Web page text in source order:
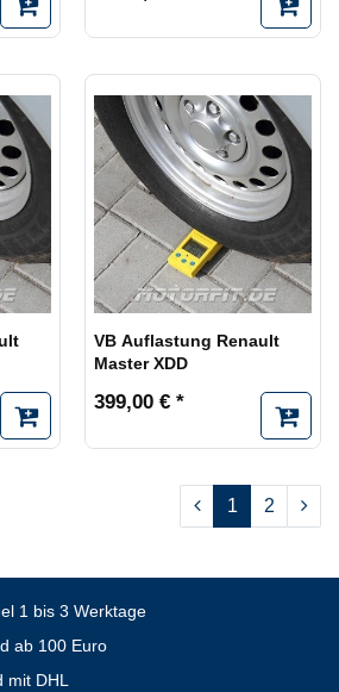
VB Auflastung Renault
Master XDD
399,00 € *
1 2
1 bis 3 Werktage
ab 100 Euro
mit DHL